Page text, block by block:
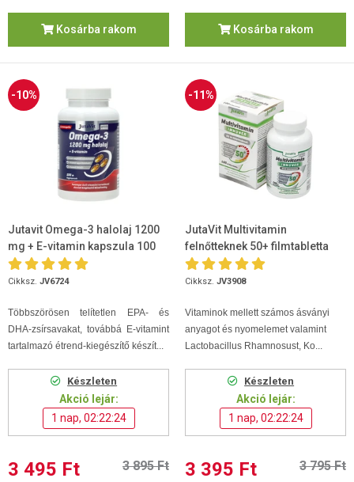
Kosárba rakom Kosárba rakom
-10%
Jutavit Omega-3 halolaj 1200
mg + E-vitamin kapszula 100
db
Cikksz. JV6724
Többszörösen telítetlen EPA- és
DHA-zsírsavakat, továbbá E-vitamint
tartalmazó étrend-kiegészítő készít...
Készleten
Akció lejár:
1 nap, 02:22:24
3 495 Ft 3 895 Ft
-11%
JutaVit Multivitamin
felnőtteknek 50+ filmtabletta
100db
Cikksz. JV3908
Vitaminok mellett számos ásványi
anyagot és nyomelemet valamint
Lactobacillus Rhamnosust, Ko...
Készleten
Akció lejár:
1 nap, 02:22:24
3 395 Ft 3 795 Ft